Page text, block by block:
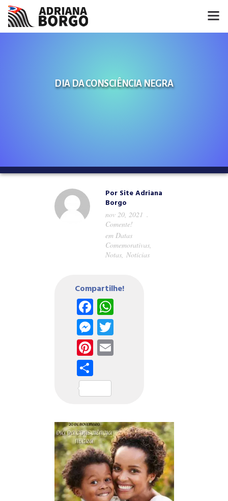
DIA DA CONSCIÊNCIA NEGRA
Por Site Adriana
Borgo
nov 20, 2021
Comente!
em Datas
Comemorativas,
Notas, Notícias
Compartilhe!
Facebook
WhatsApp
Messenger
Twitter
Pinterest
Email
Share